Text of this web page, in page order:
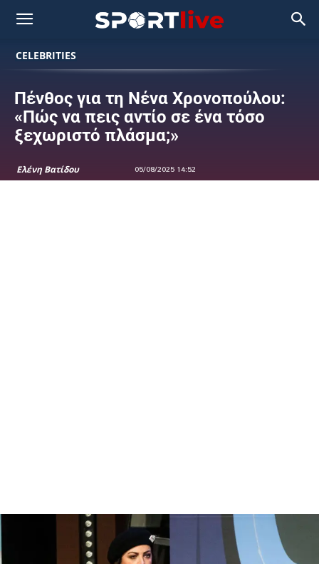
CELEBRITIES
Πένθος για τη Νένα Χρονοπούλου:
«Πώς να πεις αντίο σε ένα τόσο
ξεχωριστό πλάσμα;»
Ελένη Βατίδου 05/08/2025 14:52